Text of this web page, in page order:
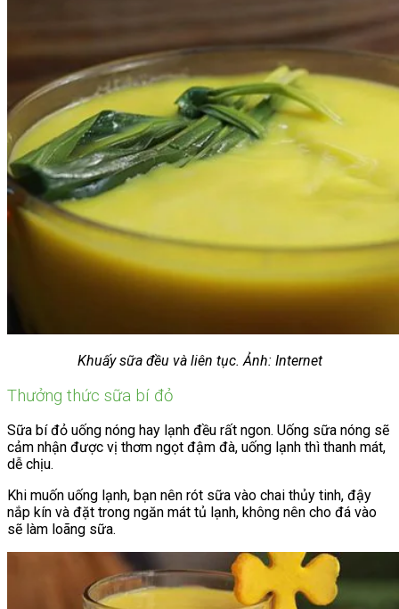
Khuấy sữa đều và liên tục. Ảnh: Internet
Thưởng thức sữa bí đỏ
Sữa bí đỏ uống nóng hay lạnh đều rất ngon. Uống sữa nóng sẽ
cảm nhận được vị thơm ngọt đậm đà, uống lạnh thì thanh mát,
dễ chịu.
Khi muốn uống lạnh, bạn nên rót sữa vào chai thủy tinh, đậy
nắp kín và đặt trong ngăn mát tủ lạnh, không nên cho đá vào
sẽ làm loãng sữa.